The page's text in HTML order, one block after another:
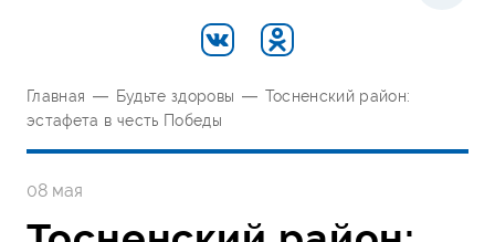
Главная — Будьте здоровы — Тосненский район:
эстафета в честь Победы
08 мая